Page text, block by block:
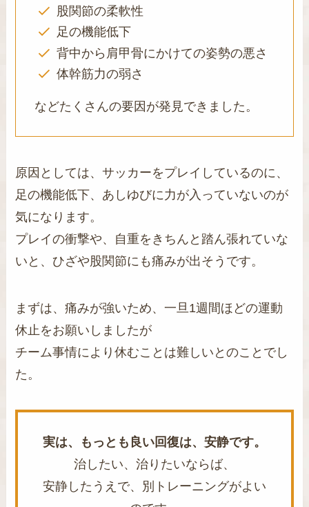
股関節の柔軟性
足の機能低下
背中から肩甲骨にかけての姿勢の悪さ
体幹筋力の弱さ
などたくさんの要因が発見できました。
原因としては、サッカーをプレイしているのに、
足の機能低下、あしゆびに力が入っていないのが
気になります。
プレイの衝撃や、自重をきちんと踏ん張れていな
いと、ひざや股関節にも痛みが出そうです。
まずは、痛みが強いため、一旦1週間ほどの運動
休止をお願いしましたが
チーム事情により休むことは難しいとのことでし
た。
実は、もっとも良い回復は、安静です。
治したい、治りたいならば、
安静したうえで、別トレーニングがよい